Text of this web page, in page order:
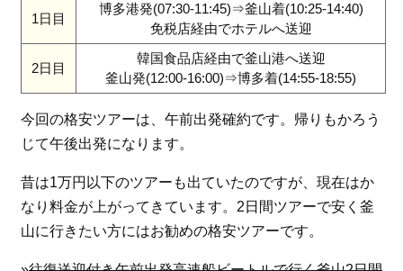
1日目
博多港発(07:30-11:45)⇒釜山着(10:25-14:40)
免税店経由でホテルへ送迎
2日目
韓国食品店経由で釜山港へ送迎
釜山発(12:00-16:00)⇒博多着(14:55-18:55)
今回の格安ツアーは、午前出発確約です。帰りもかろう
じて午後出発になります。
昔は1万円以下のツアーも出ていたのですが、現在はか
なり料金が上がってきています。2日間ツアーで安く釜
山に行きたい方にはお勧めの格安ツアーです。